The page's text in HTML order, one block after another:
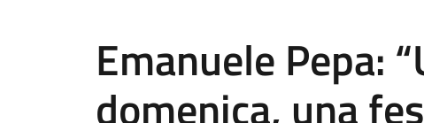
Emanuele Pepa:
domenica, una